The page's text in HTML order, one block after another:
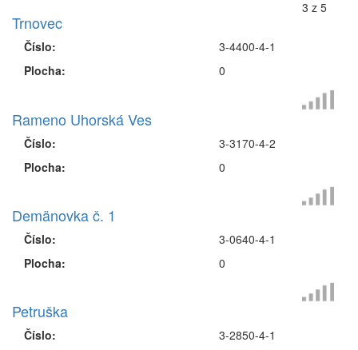
Trnovec
Číslo:
Plocha:
3-4400-4-1
0
Rameno Uhorská Ves
Číslo:
Plocha:
3-3170-4-2
0
Demänovka č. 1
Číslo:
Plocha:
3-0640-4-1
0
Petruška
Číslo:
3-2850-4-1